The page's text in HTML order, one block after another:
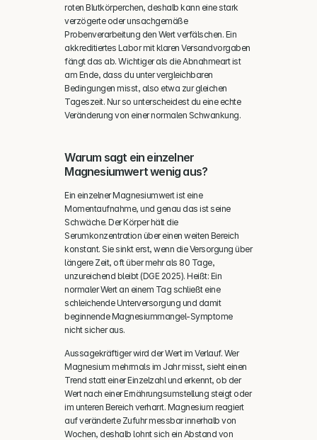
roten Blutkörperchen, deshalb kann eine stark
verzögerte oder unsachgemäße
Probenverarbeitung den Wert verfälschen. Ein
akkreditiertes Labor mit klaren Versandvorgaben
fängt das ab. Wichtiger als die Abnahmeart ist
am Ende, dass du unter vergleichbaren
Bedingungen misst, also etwa zur gleichen
Tageszeit. Nur so unterscheidest du eine echte
Veränderung von einer normalen Schwankung.
Warum sagt ein einzelner
Magnesiumwert wenig aus?
Ein einzelner Magnesiumwert ist eine
Momentaufnahme, und genau das ist seine
Schwäche. Der Körper hält die
Serumkonzentration über einen weiten Bereich
konstant. Sie sinkt erst, wenn die Versorgung über
längere Zeit, oft über mehr als 80 Tage,
unzureichend bleibt (DGE 2025). Heißt: Ein
normaler Wert an einem Tag schließt eine
schleichende Unterversorgung und damit
beginnende Magnesiummangel-Symptome
nicht sicher aus.
Aussagekräftiger wird der Wert im Verlauf. Wer
Magnesium mehrmals im Jahr misst, sieht einen
Trend statt einer Einzelzahl und erkennt, ob der
Wert nach einer Ernährungsumstellung steigt oder
im unteren Bereich verharrt. Magnesium reagiert
auf veränderte Zufuhr messbar innerhalb von
Wochen, deshalb lohnt sich ein Abstand von